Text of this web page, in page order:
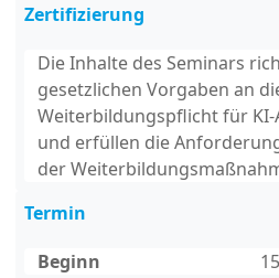
Zertifizierung
Die Inhalte des Seminars
gesetzlichen Vorgaben an
Weiterbildungspflicht für
und erfüllen die
der
Termin
Beginn